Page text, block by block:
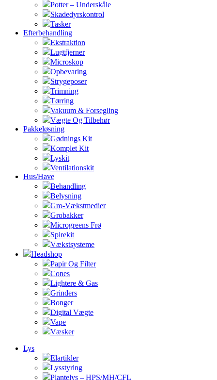
Potter – Underskåle
Skadedyrskontrol
Tasker
Efterbehandling
Ekstraktion
Lugtfjerner
Microskop
Opbevaring
Strygeposer
Trimning
Tørring
Vakuum & Forsegling
Vægte Og Tilbehør
Pakkeløsning
Gødnings Kit
Komplet Kit
Lyskit
Ventilationskit
Hus/Have
Behandling
Belysning
Gro-Vækstmedier
Grobakker
Microgreens Frø
Spirekit
Vækstsysteme
Headshop
Papir Og Filter
Cones
Lightere & Gas
Grinders
Bonger
Digital Vægte
Vape
Væsker
Lys
Elartikler
Lysstyring
Plantelys – HPS/MH/CFL